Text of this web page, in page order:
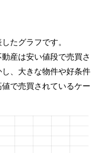
たグラフです。
産は安い値段で売買さ
、大きな物件や好条件
で売買されているケー